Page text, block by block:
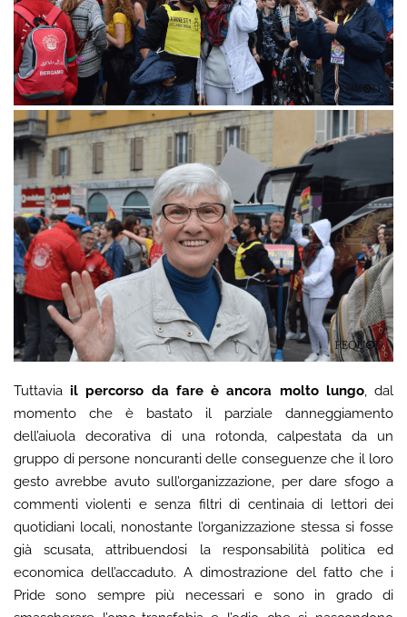
Tuttavia il percorso da fare è ancora molto lungo, dal
momento che è bastato il parziale danneggiamento
dell’aiuola decorativa di una rotonda, calpestata da un
gruppo di persone noncuranti delle conseguenze che il loro
gesto avrebbe avuto sull’organizzazione, per dare sfogo a
commenti violenti e senza filtri di centinaia di lettori dei
quotidiani locali, nonostante l’organizzazione stessa si fosse
già scusata, attribuendosi la responsabilità politica ed
economica dell’accaduto. A dimostrazione del fatto che i
Pride sono sempre più necessari e sono in grado di